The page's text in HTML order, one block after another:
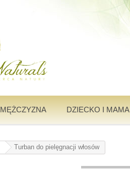
MĘŻCZYZNA DZIECKO I MAMA
Turban do pielęgnacji włosów